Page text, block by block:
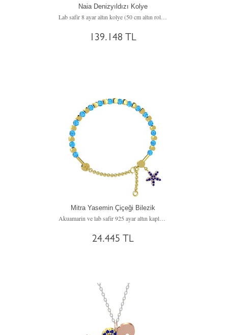
Naia Denizyıldızı Kolye
Lab safir 8 ayar altın kolye (50 cm altın rolo zincir)
139.148 TL
Mitra Yasemin Çiçeği Bilezik
Akuamarin ve lab safir 925 ayar altın kaplama gümüş bilezik
24.445 TL